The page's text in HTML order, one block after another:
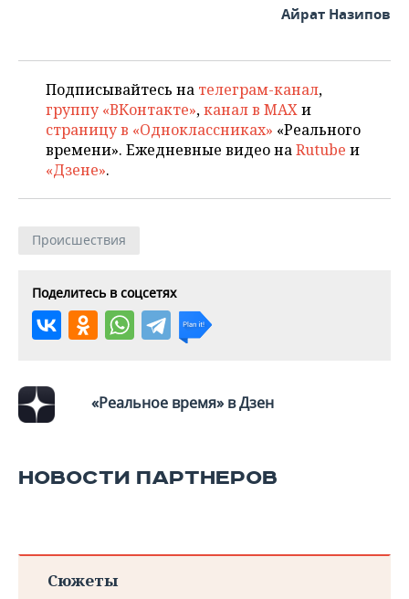
ВОДНЫЕ ВИДЫ СПОРТА
ХОККЕЙ С МЯЧОМ
ОБРАЗОВАНИЕ
ПРОИСШЕСТВИЯ
Айрат Назипов
Подписывайтесь на телеграм-канал,
группу «ВКонтакте»,канал в MAXи
страницу в «Одноклассниках» «Реального
времени». Ежедневные видео наRutube и
«Дзене».
Происшествия
Поделитесь в соцсетях
«Реальное время» в Дзен
НОВОСТИ ПАРТНЕРОВ
Сюжеты